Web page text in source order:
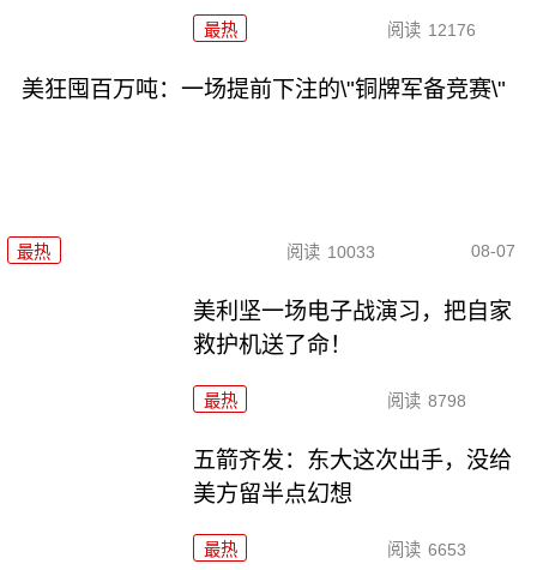
最热 阅读 12176
美狂囤百万吨：一场提前下注的\"铜牌军备竞赛\"
最热 阅读 10033 08-07
美利坚一场电子战演习，把自家
救护机送了命！
最热 阅读 8798
五箭齐发：东大这次出手，没给
美方留半点幻想
最热 阅读 6653